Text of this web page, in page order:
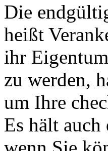
Die
heißt
ihr
zu werden,
um Ihre
Es hält auch